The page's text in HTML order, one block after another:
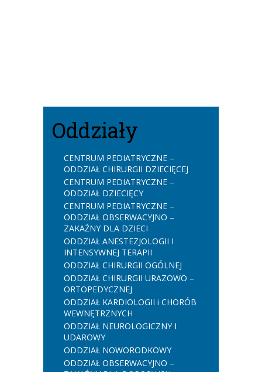
Oddziały
CENTRUM PEDIATRYCZNE –
ODDZIAŁ CHIRURGII DZIECIĘCEJ
CENTRUM PEDIATRYCZNE –
ODDZIAŁ DZIECIĘCY
CENTRUM PEDIATRYCZNE –
ODDZIAŁ OBSERWACYJNO –
ZAKAŹNY DLA DZIECI
ODDZIAŁ ANESTEZJOLOGII I
INTENSYWNEJ TERAPII
ODDZIAŁ CHIRURGII OGÓLNEJ
ODDZIAŁ CHIRURGII URAZOWO –
ORTOPEDYCZNEJ
ODDZIAŁ KARDIOLOGII i CHORÓB
WEWNĘTRZNYCH
ODDZIAŁ NEUROLOGICZNY I
UDAROWY
ODDZIAŁ NOWORODKOWY
ODDZIAŁ OBSERWACYJNO –